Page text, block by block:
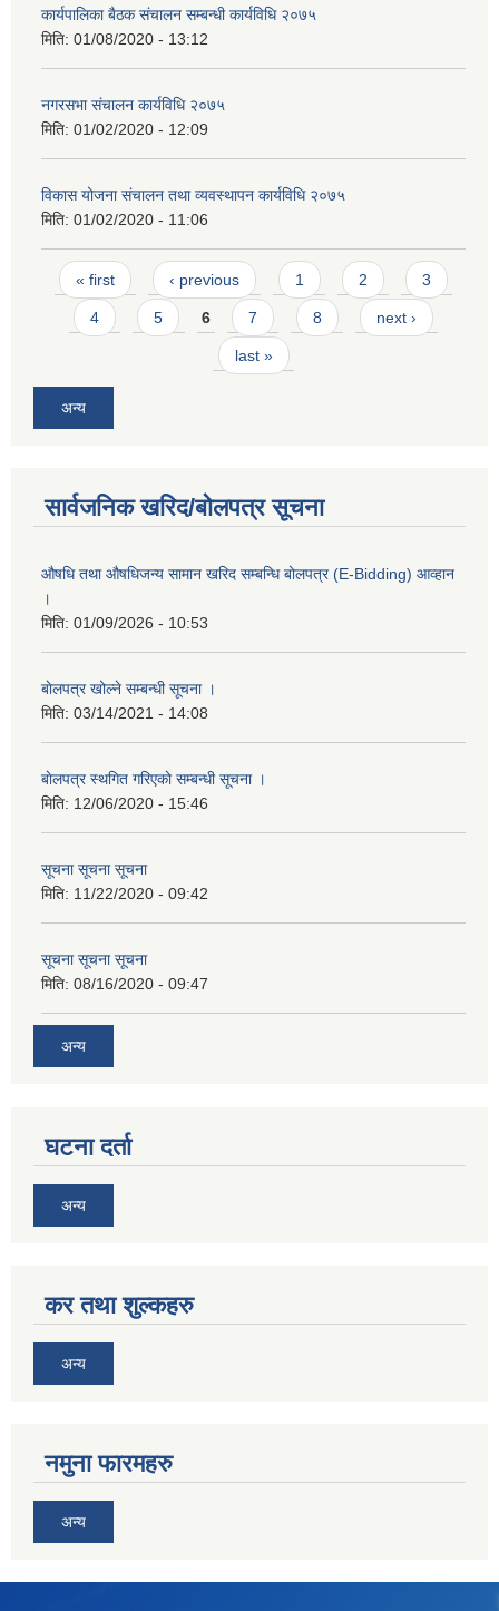
कार्यपालिका बैठक संचालन सम्बन्धी कार्यविधि २०७५
मिति: 01/08/2020 - 13:12
नगरसभा संचालन कार्यविधि २०७५
मिति: 01/02/2020 - 12:09
विकास योजना संचालन तथा व्यवस्थापन कार्यविधि २०७५
मिति: 01/02/2020 - 11:06
Pages
« first ‹ previous 1 2 3
4 5 6 7 8 next ›
last »
अन्य
सार्वजनिक खरिद/बोलपत्र सूचना
औषधि तथा औषधिजन्य सामान खरिद सम्बन्धि बोलपत्र (E-Bidding) आव्हान
।
मिति: 01/09/2026 - 10:53
बाेलपत्र खोल्ने सम्बन्धी सूचना ।
मिति: 03/14/2021 - 14:08
बाेलपत्र स्थगित गरिएकाे सम्बन्धी सूचना ।
मिति: 12/06/2020 - 15:46
सूचना सूचना सूचना
मिति: 11/22/2020 - 09:42
सूचना सूचना सूचना
मिति: 08/16/2020 - 09:47
अन्य
घटना दर्ता
अन्य
कर तथा शुल्कहरु
अन्य
नमुना फारमहरु
अन्य